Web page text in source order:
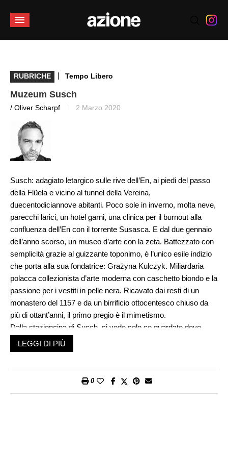
RUBRICHE | Tempo Libero
Muzeum Susch
/ Oliver Scharpf 2 Marzo 2020
Susch: adagiato letargico sulle rive dell’En, ai piedi del passo
della Flüela e vicino al tunnel della Vereina,
duecentodiciannove abitanti. Poco sole in inverno, molta neve,
parecchi larici, un hotel garni, una clinica per il burnout alla
confluenza dell’En con il torrente Susasca. E dal due gennaio
dell’anno scorso, un museo d’arte con la zeta. Battezzato con
semplicità grazie al guizzante toponimo, è l’unico esile indizio
che porta alla sua fondatrice: Grażyna Kulczyk. Miliardaria
polacca collezionista d’arte moderna con caschetto biondo e la
passione per i vestiti in pelle nera. Ricavato dai resti di un
monastero del 1157 e da un birrificio ottocentesco chiuso da
più di ottant’anni, il primo pregio è il mimetismo.
Dalla stazioncina di Susch, si vede solo se guardate dove
dovete, accanto all’algida chiesa di San Jon e la torre Planta
con cupola a cipolla. Bianco neve, ballatoi in legno, il Muzeum
che scorre in mezzo al paese. L’unico di tutta la Bassa
LEGGI DI PIÙ
0